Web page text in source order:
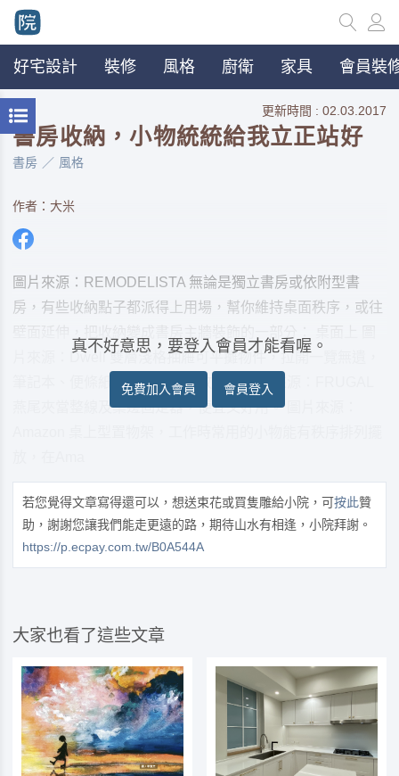
好宅設計 裝修 風格 廚衛 家具 會員裝
更新時間 : 02.03.2017
書房收納，小物統統給我立正站好
書房 風格
作者：大米
圖片來源：REMODELISTA 無論是獨立書房或依附型書
房，有些收納點子都派得上用場，幫你維持桌面秩序，或往
片來源：Dwell 雙層淺格抽屜可平攤物件，拉開一覽無遺，
筆記本、便條紙、常用小物可放這。 圖片來源：FRUGAL
燕尾夾當整線及桌邊固定器，便宜又好用。 圖片來源：
真不好意思，要登入會員才能看喔。
免費加入會員 會員登入
若您覺得文章寫得還可以，想送束花或買隻雕給小院，可按此贊
助，謝謝您讓我們能走更遠的路，期待山水有相逢，小院拜謝。
https://p.ecpay.com.tw/B0A544A
大家也看了這些文章